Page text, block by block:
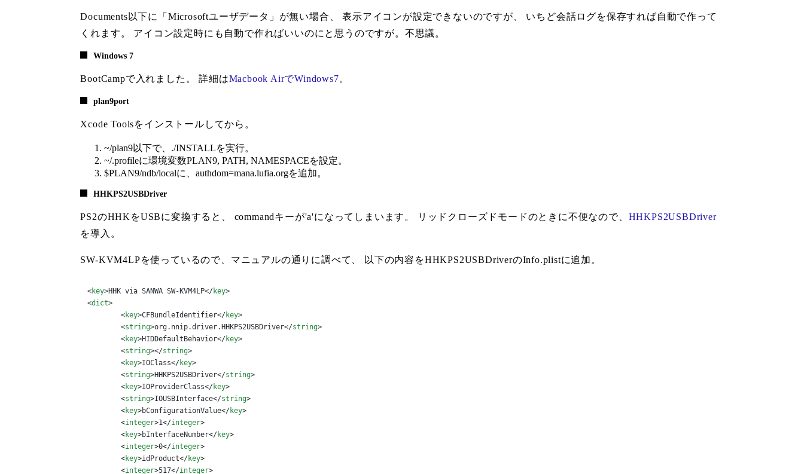
Documents以下に「Microsoftユーザデータ」が無い場合、 表示アイコンが設定できないのですが、 いちど会話ログを保存すれば自動で作って
くれます。 アイコン設定時にも自動で作ればいいのにと思うのですが。不思議。
Windows 7
BootCampで入れました。 詳細はMacbook AirでWindows7。
plan9port
Xcode Toolsをインストールしてから。
~/plan9以下で、./INSTALLを実行。
~/.profileに環境変数PLAN9, PATH, NAMESPACEを設定。
$PLAN9/ndb/localに、authdom=mana.lufia.orgを追加。
HHKPS2USBDriver
PS2のHHKをUSBに変換すると、 commandキーが'a'になってしまいます。 リッドクローズドモードのときに不便なので、 HHKPS2USBDriver
を導入。
SW-KVM4LPを使っているので、マニュアルの通りに調べて、 以下の内容をHHKPS2USBDriverのInfo.plistに追加。
<key>HHK via SANWA SW-KVM4LP</key>
<dict>
<key>CFBundleIdentifier</key>
<string>org.nnip.driver.HHKPS2USBDriver</string>
<key>HIDDefaultBehavior</key>
<string></string>
<key>IOClass</key>
<string>HHKPS2USBDriver</string>
<key>IOProviderClass</key>
<string>IOUSBInterface</string>
<key>bConfigurationValue</key>
<integer>1</integer>
<key>bInterfaceNumber</key>
<integer>0</integer>
<key>idProduct</key>
<integer>517</integer>